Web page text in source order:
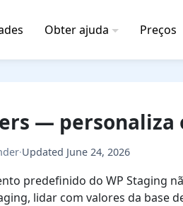
Obter ajuda Preços
— personaliza
·Updated June 24, 2026
predefinido do WP Staging
lidar com valores da base